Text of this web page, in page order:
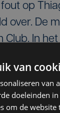
op
over. De
In
plaats
de
met 8
van
van
doeleinden
om de